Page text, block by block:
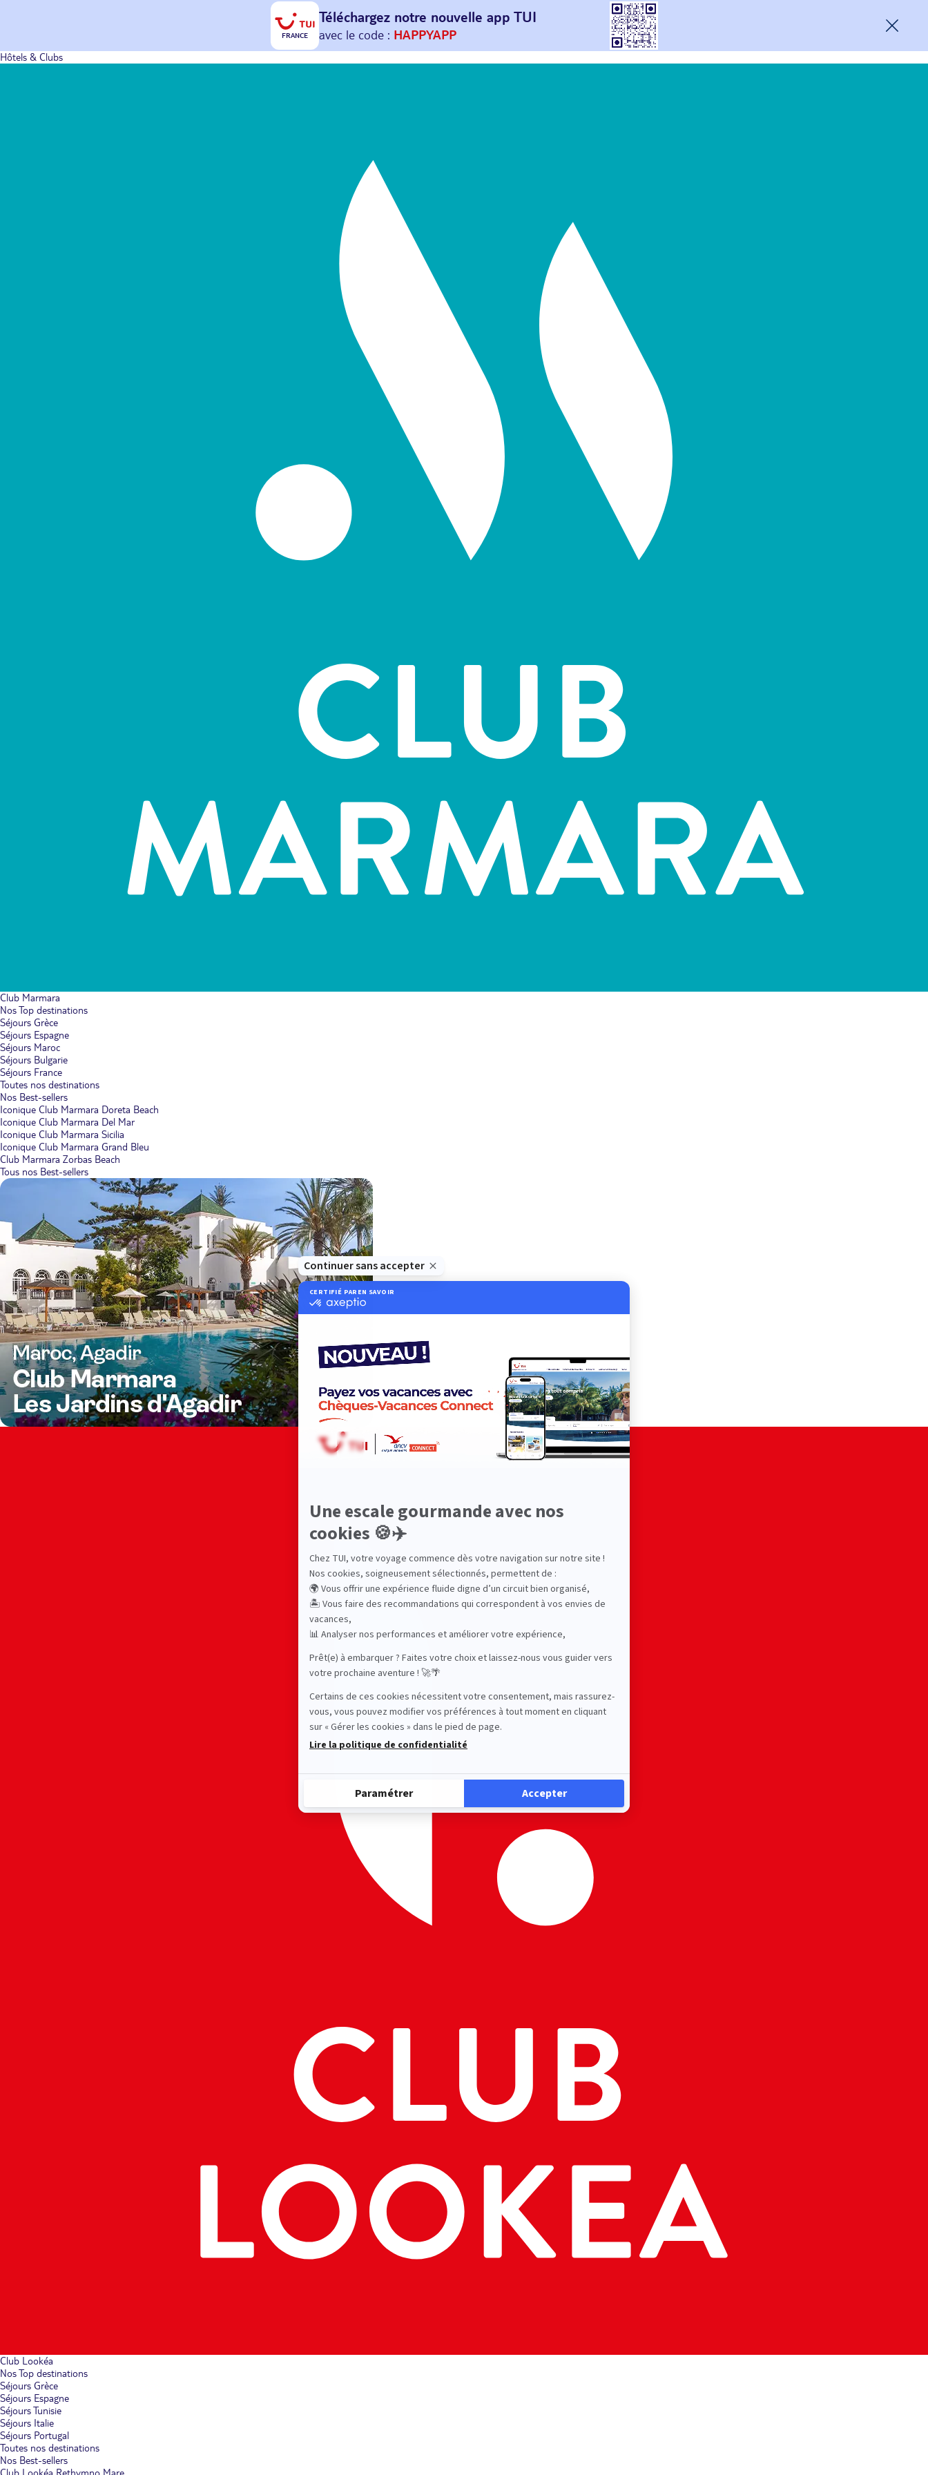
FRANCE
Téléchargez notre nouvelle app TUI
Et profitez de 30€ offerts*sur votreprochain
avec le code : HAPPYAPP
Hôtels & Clubs
Club Marmara
Nos Top destinations
Séjours Grèce
Séjours Espagne
Séjours Maroc
Séjours Bulgarie
Séjours France
Toutes nos destinations
Nos Best-sellers
Iconique Club Marmara Doreta Beach
Iconique Club Marmara Del Mar
Iconique Club Marmara Sicilia
Iconique Club Marmara Grand Bleu
Club Marmara Zorbas Beach
Tous nos Best-sellers
Club Lookéa
Nos Top destinations
Séjours Grèce
Séjours Espagne
Séjours Tunisie
Séjours Italie
Séjours Portugal
Toutes nos destinations
Nos Best-sellers